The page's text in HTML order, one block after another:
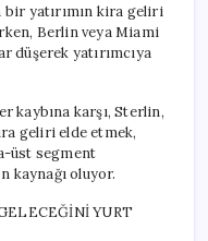
bir yatırımın kira geliri
Berlin veya Miami
düşerek yatırımcıya
kaybına karşı, Sterlin,
geliri elde etmek,
üst segment
kaynağı oluyor.
YURT